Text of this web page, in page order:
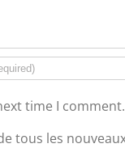
time I comment.
tous les